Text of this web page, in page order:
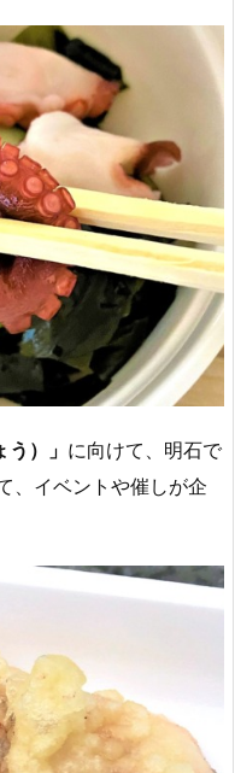
）」 に向けて、明石で
、イベントや催しが企